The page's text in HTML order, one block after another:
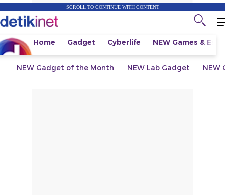
SCROLL TO CONTINUE WITH CONTENT
Home Gadget Cyberlife NEW Games &
NEW Gadget of the Month NEW Lab Gadget NEW